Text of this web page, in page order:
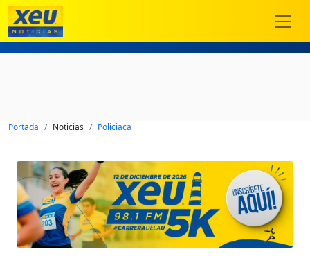
Portada Noticias Policiaca